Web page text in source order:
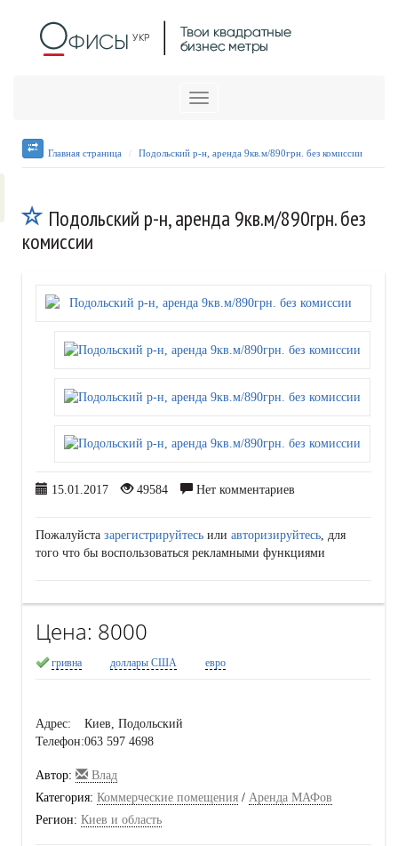
Меню
Главная страница Подольский р-н, аренда 9кв.м/890грн. без комиссии
Подольский р-н, аренда 9кв.м/890грн. без
комиссии
15.01.2017 49584 Нет комментариев
Пожалуйста зарегистрируйтесь или авторизируйтесь, для
того что бы воспользоваться рекламными функциями
Цена: 8000
гривна доллары США евро
Адрес:
Киев, Подольский
Телефон:063 597 4698
Автор:
Влад
Категория: Коммерческие помещения / Аренда МАФов
Регион: Киев и область